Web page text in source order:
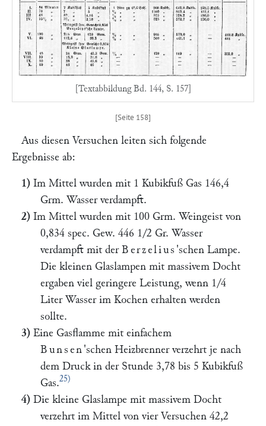
[Textabbildung Bd. 144, S. 157]
Aus diesen Versuchen leiten sich folgende
Ergebnisse ab:
1) Im Mittel wurden mit 1 Kubikfuß Gas 146,4
Grm. Wasser verdampft.
2) Im Mittel wurden mit 100 Grm. Weingeist von
0,834 spec. Gew. 446 1/2 Gr. Wasser
verdampft mit der Berzelius 'schen Lampe.
Die kleinen Glaslampen mit massivem Docht
ergaben viel geringere Leistung, wenn 1/4
Liter Wasser im Kochen erhalten werden
sollte.
3) Eine Gasflamme mit einfachem
Bunsen 'schen Heizbrenner verzehrt je nach
dem Druck in der Stunde 3,78 bis 5 Kubikfuß
Gas.25)
4) Die kleine Glaslampe mit massivem Docht
verzehrt im Mittel von vier Versuchen 42,2